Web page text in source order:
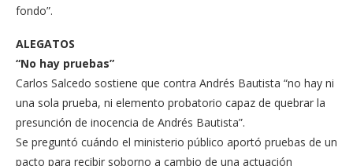
fondo”.
ALEGATOS
“No hay pruebas”
Carlos Salcedo sostiene que contra Andrés Bautista “no hay ni
una sola prueba, ni elemento probatorio capaz de quebrar la
presunción de inocencia de Andrés Bautista”.
Se preguntó cuándo el ministerio público aportó pruebas de un
pacto para recibir soborno a cambio de una actuación